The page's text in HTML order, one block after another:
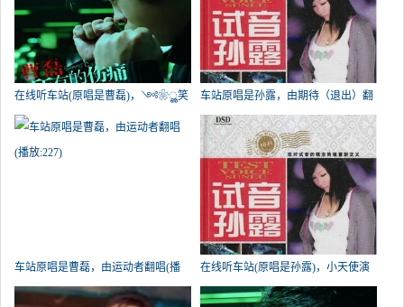
在线听车站(原唱是曹磊)，༺❀ൢ笑
看༒人生❀ൢ༻《暂退》演唱点
播:356次
车站原唱是孙露，由期待（退出）翻
唱(播放:282)
车站原唱是曹磊，由运动者翻唱(播
放:227)
在线听车站(原唱是孙露)，小天使演
唱点播:214次